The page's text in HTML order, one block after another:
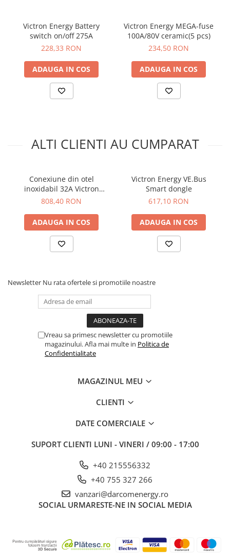
Victron Energy Battery
switch on/off 275A
228,33 RON
ADAUGA IN COS
Victron Energy MEGA-fuse
100A/80V ceramic(5 pcs)
234,50 RON
ADAUGA IN COS
ALTI CLIENTI AU CUMPARAT
Conexiune din otel
inoxidabil 32A Victron
Energy Power Inlet Stainless
808,40 RON
ADAUGA IN COS
Victron Energy VE.Bus
Smart dongle
617,10 RON
ADAUGA IN COS
Newsletter Nu rata ofertele si promotiile noastre
Vreau sa primesc newsletter cu promotiile
magazinului. Afla mai multe in Politica de
Confidentialitate
MAGAZINUL MEU
CLIENTI
DATE COMERCIALE
SUPORT CLIENTI LUNI - VINERI / 09:00 - 17:00
+40 215556332
+40 755 327 266
vanzari@darcomenergy.ro
SOCIAL URMARESTE-NE IN SOCIAL MEDIA